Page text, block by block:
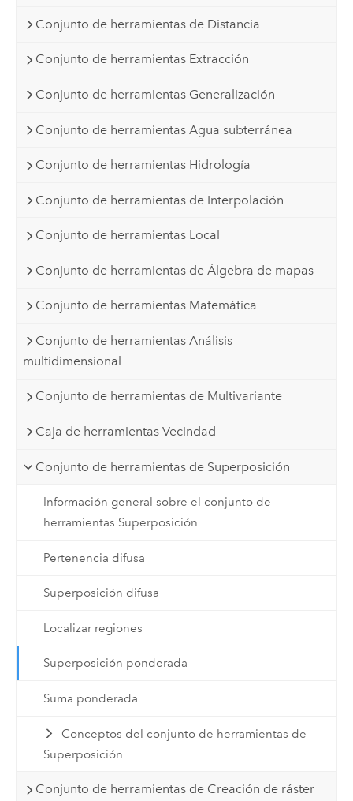
Conjunto de herramientas de Distancia
Conjunto de herramientas Extracción
Conjunto de herramientas Generalización
Conjunto de herramientas Agua subterránea
Conjunto de herramientas Hidrología
Conjunto de herramientas de Interpolación
Conjunto de herramientas Local
Conjunto de herramientas de Álgebra de mapas
Conjunto de herramientas Matemática
Conjunto de herramientas Análisis
multidimensional
Conjunto de herramientas de Multivariante
Caja de herramientas Vecindad
Conjunto de herramientas de Superposición
Información general sobre el conjunto de
herramientas Superposición
Pertenencia difusa
Superposición difusa
Localizar regiones
Superposición ponderada
Suma ponderada
Conceptos del conjunto de herramientas de
Superposición
Conjunto de herramientas de Creación de ráster